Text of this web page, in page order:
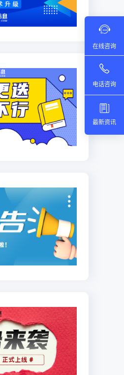
在线咨询
电话咨询
最新资讯